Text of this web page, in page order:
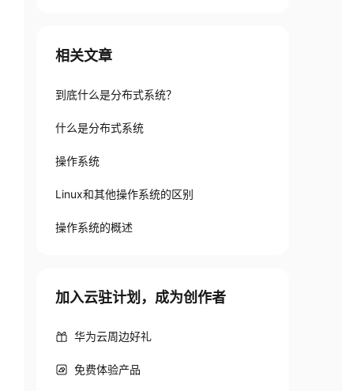
相关文章
到底什么是分布式系统？
什么是分布式系统
操作系统
Linux和其他操作系统的区别
操作系统的概述
加入云驻计划，成为创作者
华为云周边好礼
免费体验产品